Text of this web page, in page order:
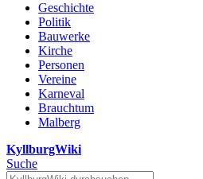
Geschichte
Politik
Bauwerke
Kirche
Personen
Vereine
Karneval
Brauchtum
Malberg
KyllburgWiki
Suche